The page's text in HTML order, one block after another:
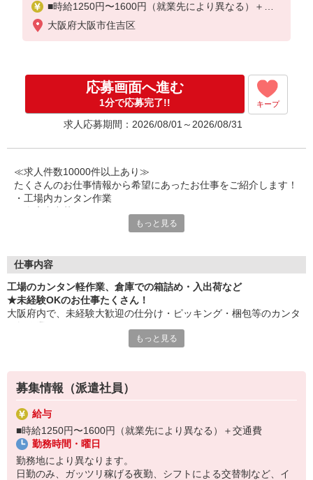
■時給1250円〜1600円（就業先により異なる）＋交
通費
大阪府大阪市住吉区
応募画面へ進む
1分で応募完了!! キープ
求人応募期間：2026/08/01～2026/08/31
≪求人件数10000件以上あり≫
たくさんのお仕事情報から希望にあったお仕事をご紹介します！
・工場内カンタン作業
≪性別問わずご活躍中！≫
車通勤・バイク通勤OKも多数あり！「交通費支給OK！」
自宅から通いやすいお仕事お探しの方もぜひご登録下さい☆
勤務実績に応じて給与の一部を給料日前にお支払いOK
※原則月払いでの給与支払です。
＜あんしん資格取得制度＞
就業中の方にはフォークリフト・クレーン・玉掛け・溶接の資格
取得を全力サポート！講習料・受験料を全額当社負担します。
もっと見る
仕事内容
工場のカンタン軽作業、倉庫での箱詰め・入出荷など
★未経験OKのお仕事たくさん！
大阪府内で、未経験大歓迎の仕分け・ピッキング・梱包等のカンタ
もっと見る
募集情報（派遣社員）
給与
■時給1250円〜1600円（就業先により異なる）＋交通費
勤務時間・曜日
勤務地により異なります。
日勤のみ、ガッツリ稼げる夜勤、シフトによる交替制など、イ